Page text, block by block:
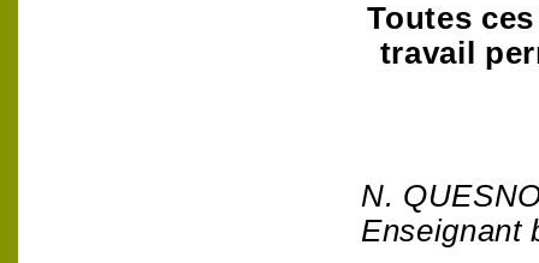
Toutes
travail
N.
Enseignant